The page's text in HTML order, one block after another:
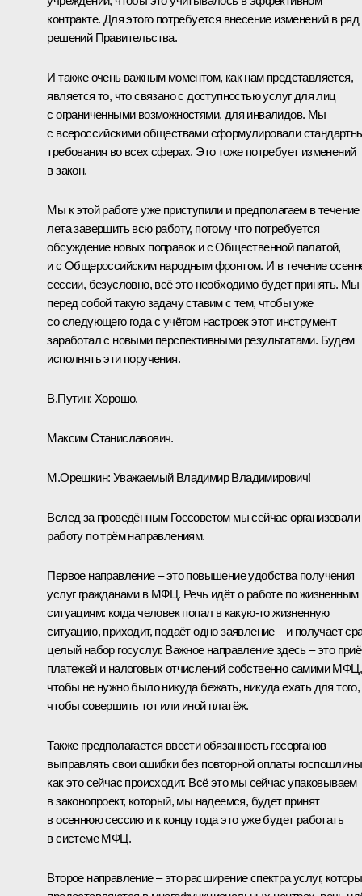
контракте. Для этого потребуется внесение изменений в ряд
решений Правительства.
И также очень важным моментом, как нам представляется,
является то, что связано с доступностью услуг для лиц
с ограниченными возможностями, для инвалидов. Мы
с всероссийскими обществами сформулировали
требования во всех сферах. Это тоже потребует изменений
в закон.
Мы к этой работе уже приступили и предполагаем в течение
лета завершить всю работу, потому что потребуется
обсуждение новых поправок и с Общественной палатой,
и с Общероссийским народным фронтом. И в течение
сессии, безусловно, всё это необходимо будет принять. Мы
перед собой такую задачу ставим с тем, чтобы уже
со следующего года с учётом настроек этот инструмент
заработал с новыми перспективными результатами. Будем
исполнять эти поручения.
В.Путин: Хорошо.
Максим Станиславович.
М.Орешкин: Уважаемый Владимир Владимирович!
Вслед за проведённым Госсоветом мы сейчас организовали
работу по трём направлениям.
Первое направление – это повышение удобства получения
услуг гражданами в МФЦ. Речь идёт о работе по жизненным
ситуациям: когда человек попал в какую-то жизненную
ситуацию, приходит, подаёт одно заявление – и получает
целый набор госуслуг. Важное направление здесь – это
платежей и налоговых отчислений собственно самими МФЦ,
чтобы не нужно было никуда бежать, никуда ехать для того,
чтобы совершить тот или иной платёж.
Также предполагается ввести обязанность госорганов
выправлять свои ошибки без повторной оплаты
как это сейчас происходит. Всё это мы сейчас упаковываем
в законопроект, который, мы надеемся, будет принят
в осеннюю сессию и к концу года это уже будет работать
в системе МФЦ.
Второе направление – это расширение спектра услуг,